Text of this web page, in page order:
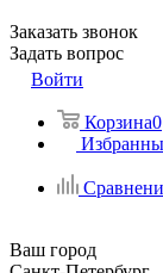
Заказать звонок
Задать вопрос
Войти
Корзина0
Ваш город